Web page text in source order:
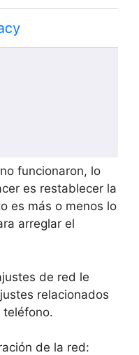
funcionaron, lo
es restablecer la
es más o menos lo
arreglar el
de red le
relacionados
teléfono.
de la red: